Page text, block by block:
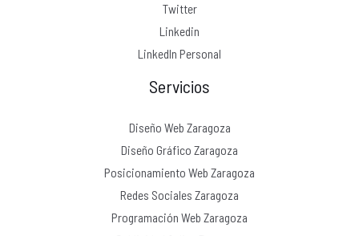
Twitter
Linkedin
LinkedIn Personal
Servicios
Diseño Web Zaragoza
Diseño Gráfico Zaragoza
Posicionamiento Web Zaragoza
Redes Sociales Zaragoza
Programación Web Zaragoza